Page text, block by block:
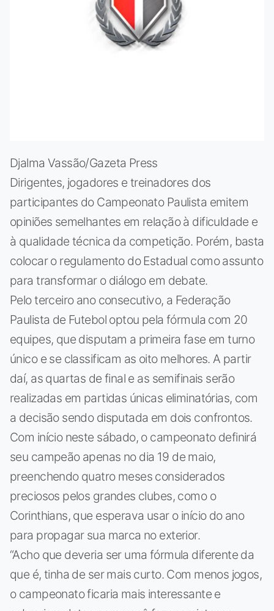
Djalma Vassão/Gazeta Press
Dirigentes, jogadores e treinadores dos
participantes do Campeonato Paulista emitem
opiniões semelhantes em relação à dificuldade e
à qualidade técnica da competição. Porém, basta
colocar o regulamento do Estadual como assunto
para transformar o diálogo em debate.
Pelo terceiro ano consecutivo, a Federação
Paulista de Futebol optou pela fórmula com 20
equipes, que disputam a primeira fase em turno
único e se classificam as oito melhores. A partir
daí, as quartas de final e as semifinais serão
realizadas em partidas únicas eliminatórias, com
a decisão sendo disputada em dois confrontos.
Com início neste sábado, o campeonato definirá
seu campeão apenas no dia 19 de maio,
preenchendo quatro meses considerados
preciosos pelos grandes clubes, como o
Corinthians, que esperava usar o início do ano
para propagar sua marca no exterior.
“Acho que deveria ser uma fórmula diferente da
que é, tinha de ser mais curto. Com menos jogos,
o campeonato ficaria mais interessante e